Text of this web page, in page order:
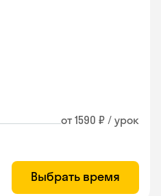
от 1590 ₽ / урок
Выбрать время